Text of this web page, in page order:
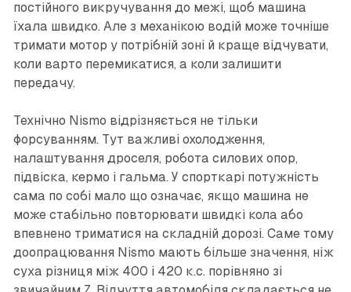
постійного викручування до межі, щоб машина
їхала швидко. Але з механікою водій може точніше
тримати мотор у потрібній зоні й краще відчувати,
коли варто перемикатися, а коли залишити
передачу.
Технічно Nismo відрізняється не тільки
форсуванням. Тут важливі охолодження,
налаштування дроселя, робота силових опор,
підвіска, кермо і гальма. У спорткарі потужність
сама по собі мало що означає, якщо машина не
може стабільно повторювати швидкі кола або
впевнено триматися на складній дорозі. Саме тому
доопрацювання Nismo мають більше значення, ніж
суха різниця між 400 і 420 к.с. порівняно зі